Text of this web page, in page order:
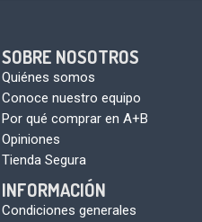
SOBRE NOSOTROS
Quiénes somos
Conoce nuestro equipo
Por qué comprar en A+B
Opiniones
Tienda Segura
INFORMACIÓN
Condiciones generales